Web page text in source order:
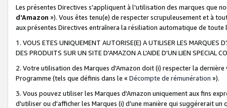
Les présentes Directives s'appliquent à l'utilisation des marques que
d'Amazon »). Vous êtes tenu(e) de respecter scrupuleusement et à
aux présentes Directives entraînera la résiliation automatique de
1. VOUS ETES UNIQUEMENT AUTORISE(E) A UTILISER LES MARQUES
DES PRODUITS SUR UN SITE D'AMAZON A L'AIDE D'UN LIEN SPECIAL
2. Votre utilisation des Marques d'Amazon doit (i) respecter la
Programme (tels que définis dans le « Décompte de rémunération »).
3. Vous pouvez utiliser les Marques d'Amazon uniquement aux fins
d'utiliser ou d'afficher les Marques (i) d’une manière qui suggérerait